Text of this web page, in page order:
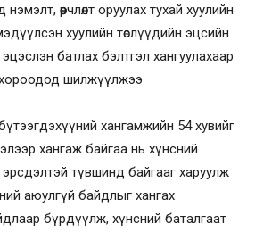
өөрчлөлт оруулах тухай хуулийн
мэдүүлсэн хуулийн төслүүдийн эцсийн
батлах бэлтгэл хангуулахаар
шилжүүлжээ
хангамжийн 54 хувийг
хангаж байгаа нь хүнсний
түвшинд байгааг харуулж
аюулгүй байдлыг хангах
бүрдүүлж, хүнсний баталгаат